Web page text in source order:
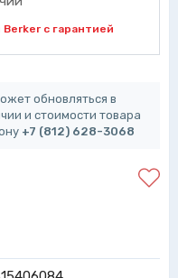
с гарантией
обновляться в
и стоимости товара
+7 (812) 628-3068